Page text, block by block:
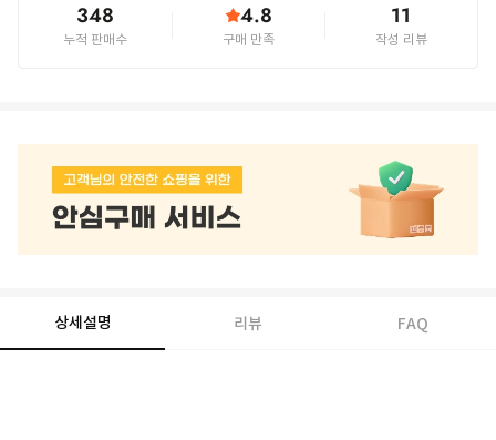
348
누적 판매수
4.8
구매 만족
11
작성 리뷰
상세설명 리뷰 FAQ